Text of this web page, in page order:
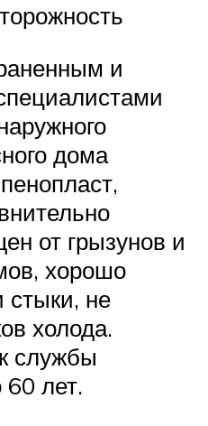
и
дома
от грызунов и
хорошо
стыки, не
холода.
службы
60 лет.